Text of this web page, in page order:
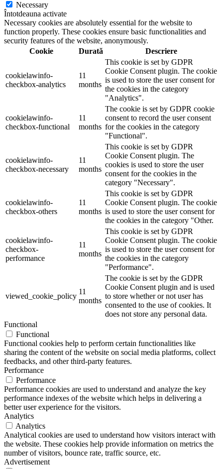
Necessary
Întotdeauna activate
Necessary cookies are absolutely essential for the website to
function properly. These cookies ensure basic functionalities and
security features of the website, anonymously.
Cookie
Durată Descriere
cookielawinfo-
checkbox-analytics
11
months
This cookie is set by GDPR
Cookie Consent plugin. The cookie
is used to store the user consent for
the cookies in the category
"Analytics".
cookielawinfo-
checkbox-functional
11
months
The cookie is set by GDPR cookie
consent to record the user consent
for the cookies in the category
"Functional".
cookielawinfo-
checkbox-necessary
11
months
This cookie is set by GDPR
Cookie Consent plugin. The
cookies is used to store the user
consent for the cookies in the
category "Necessary".
cookielawinfo-
checkbox-others
11
months
This cookie is set by GDPR
Cookie Consent plugin. The cookie
is used to store the user consent for
the cookies in the category "Other.
cookielawinfo-
checkbox-
performance
11
months
This cookie is set by GDPR
Cookie Consent plugin. The cookie
is used to store the user consent for
the cookies in the category
"Performance".
viewed_cookie_policy
11
months
The cookie is set by the GDPR
Cookie Consent plugin and is used
to store whether or not user has
consented to the use of cookies. It
does not store any personal data.
Functional
Functional
Functional cookies help to perform certain functionalities like
sharing the content of the website on social media platforms, collect
feedbacks, and other third-party features.
Performance
Performance
Performance cookies are used to understand and analyze the key
performance indexes of the website which helps in delivering a
better user experience for the visitors.
Analytics
Analytics
Analytical cookies are used to understand how visitors interact with
the website. These cookies help provide information on metrics the
number of visitors, bounce rate, traffic source, etc.
Advertisement